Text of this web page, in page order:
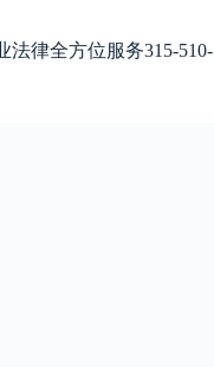
法律全方位服务315-510-